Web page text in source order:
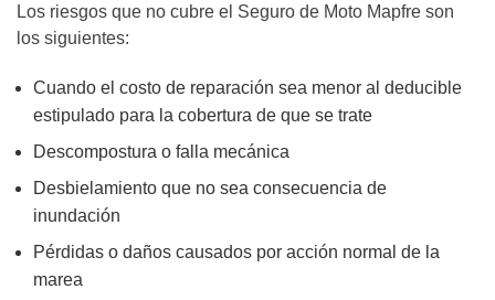
Los riesgos que no cubre el Seguro de Moto Mapfre son
los siguientes:
Cuando el costo de reparación sea menor al deducible
estipulado para la cobertura de que se trate
Descompostura o falla mecánica
Desbielamiento que no sea consecuencia de
inundación
Pérdidas o daños causados por acción normal de la
marea